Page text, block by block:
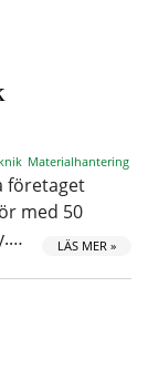
Materialhantering
företaget
med 50
LÄS MER »